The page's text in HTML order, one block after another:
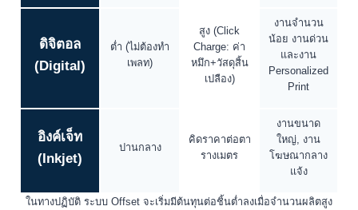
ดิจิตอล
(Digital)
ต่ำ (ไม่ต้องทำ
เพลท)
สูง (Click
Charge: ค่า
หมึก+วัสดุสิ้น
เปลือง)
งานจำนวน
น้อย งานด่วน
และงาน
Personalized
Print
อิงค์เจ็ท
(Inkjet)
ปานกลาง
คิดราคาต่อตา
รางเมตร
งานขนาด
ใหญ่, งาน
โฆษณากลาง
แจ้ง
ในทางปฏิบัติ ระบบ Offset จะเริ่มมีต้นทุนต่อชิ้นต่ำลงเมื่อจำนวนผลิตสูง